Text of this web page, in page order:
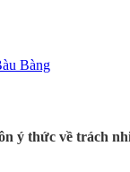
thức về trách